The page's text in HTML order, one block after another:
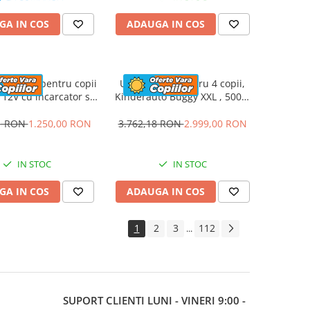
IN COS ADAUGA IN COS
electric pentru copii
12V cu incarcator si
Galbena
RON1.250,00 RON
IN STOC
IN COS
UTV electric pentru 4 copii,
Kinderauto Buggy XXL , 500W
3.762,18 RON2.999,00 RON
IN STOC
ADAUGA IN COS
1 2 3 ... 112
SUPORT CLIENTI LUNI - VINERI 9:00 -